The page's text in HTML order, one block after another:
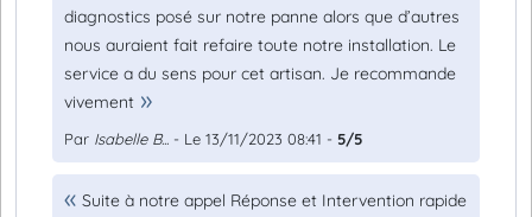
diagnostics posé sur notre panne alors que d’autres
nous auraient fait refaire toute notre installation. Le
service a du sens pour cet artisan. Je recommande
vivement
Par Isabelle B... - Le 13/11/2023 08:41 - 5/5
Suite à notre appel Réponse et Intervention rapide